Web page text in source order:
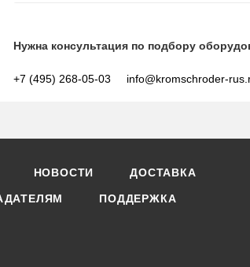
Нужна консультация по подбору
+7 (495) 268-05-03 info@kromschroder-
НОВОСТИ ДОСТАВКА
ПОДДЕРЖКА